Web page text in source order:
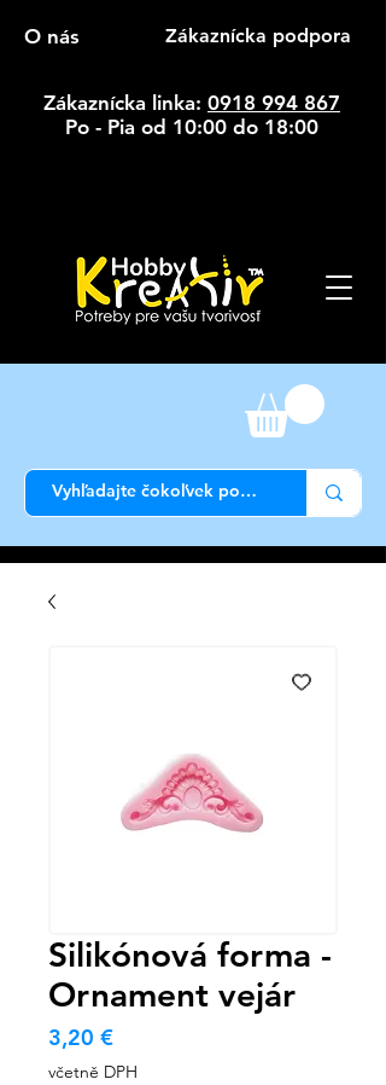
O nás Zákaznícka podpora
Zákaznícka linka: 0918 994 867
Po - Pia od 10:00 do 18:00
Silikónová forma -
Ornament vejár
3,20 €Cena
včetně DPH